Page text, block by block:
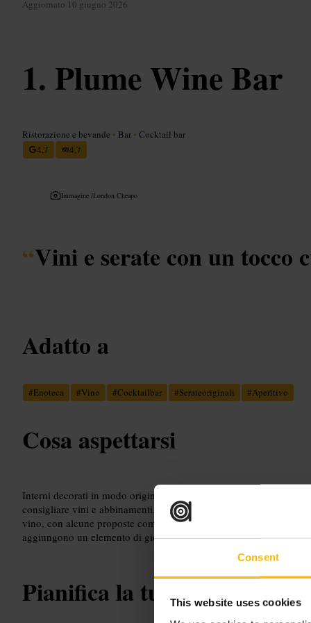
Consent
This website uses cookies
Aggiornato 10 giugno 2026
Plume Wine Bar
Ristorazione e bevande • Bar • Cocktail bar
4,7
4,7
Immagine /London Cheapo
“Vini e serate con un tocco
Adatto a
#Enoteca #Vino #Cocktailbar #Serateoriginali #Aperitivo
Cosa aspettarsi
Interni decorati in modo originale, luci soffuse e posti a sedere
consigliare vini e abbinamenti. Il menu propone assaggi e piatti
vino, con alcune proposte come camembert fuso con miele e
aggiungono un elemento di gioco all'esperienza.
Pianifica la tua visita